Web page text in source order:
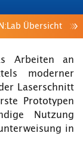
Übersicht
Arbeiten an
moderner
Laserschnitt
Prototypen
Nutzung
in